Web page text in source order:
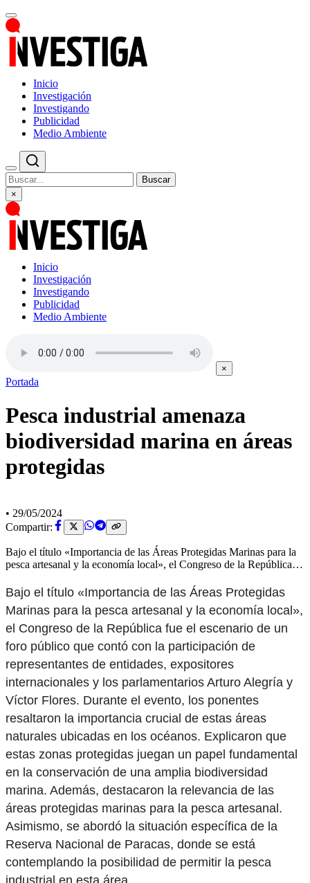
Inicio
Investigación
Investigando
Publicidad
Medio Ambiente
Buscar
×
Inicio
Investigación
Investigando
Publicidad
Medio Ambiente
×
Portada
Pesca industrial amenaza
biodiversidad marina en áreas
protegidas
• 29/05/2024
Compartir:
Bajo el título «Importancia de las Áreas Protegidas Marinas para la
pesca artesanal y la economía local», el Congreso de la República…
Bajo el título «Importancia de las Áreas Protegidas
Marinas para la pesca artesanal y la economía local»,
el Congreso de la República fue el escenario de un
foro público que contó con la participación de
representantes de entidades, expositores
internacionales y los parlamentarios Arturo Alegría y
Víctor Flores. Durante el evento, los ponentes
resaltaron la importancia crucial de estas áreas
naturales ubicadas en los océanos. Explicaron que
estas zonas protegidas juegan un papel fundamental
en la conservación de una amplia biodiversidad
marina. Además, destacaron la relevancia de las
áreas protegidas marinas para la pesca artesanal.
Asimismo, se abordó la situación específica de la
Reserva Nacional de Paracas, donde se está
contemplando la posibilidad de permitir la pesca
industrial en esta área.